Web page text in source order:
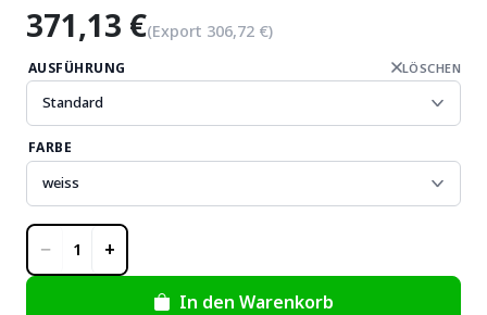
371,13 €(Export 306,72 €)
AUSFÜHRUNG LÖSCHEN
FARBE
− 1 +
In den Warenkorb